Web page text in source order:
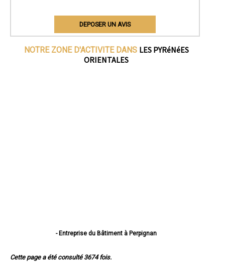
DEPOSER UN AVIS
NOTRE ZONE D'ACTIVITE DANS LES PYRéNéES
ORIENTALES
- Entreprise du Bâtiment à Perpignan
- Entreprise du Bâtiment à Saint-Cyprien
Cette page a été consulté 3674 fois.